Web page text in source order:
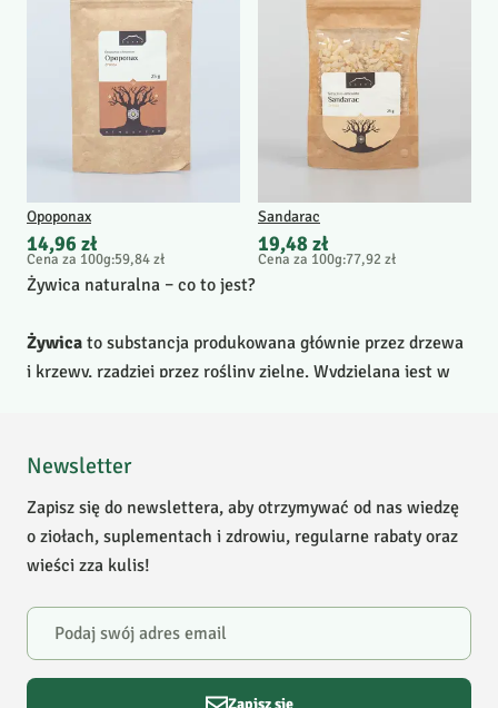
Opoponax
14,96 zł
Cena za 100g:59,84 zł
Sandarac
19,48 zł
Cena za 100g:77,92 zł
Żywica naturalna – co to jest?
Żywica to substancja produkowana głównie przez drzewa
i krzewy, rzadziej przez rośliny zielne. Wydzielana jest w
ochronić uszkodzoną tkankę przed dostaniem się do
roślin w specjalnych kanałach żywicznych, tworzących
swoisty system. Po wydostaniu się na zewnątrz, zastygają.
Żywica z drzewa – jakie ma zastosowanie?
Żywice naturalne zbierane są przez człowieka od
niepamiętnych czasów. Dawniej pełniły ważną rolę w
Newsletter
Zapisz się do newslettera, aby otrzymywać od nas wiedzę
o ziołach, suplementach i zdrowiu, regularne rabaty oraz
wieści zza kulis!
Zapisz się